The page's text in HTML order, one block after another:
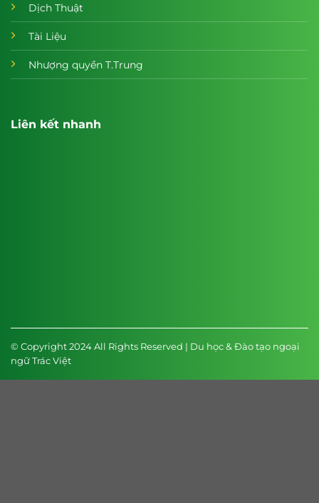
Dịch Thuật
Tài Liệu
Nhượng quyền T.Trung
Liên kết nhanh
© Copyright 2024 All Rights Reserved | Du học & Đào tạo ngoại
ngữ Trác Việt